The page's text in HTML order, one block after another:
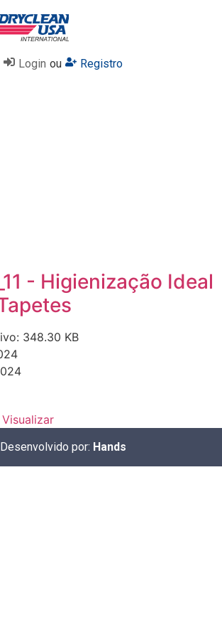
Login ou Registro
- Higienização Ideal
348.30 KB
Visualizar
Desenvolvido por: Hands